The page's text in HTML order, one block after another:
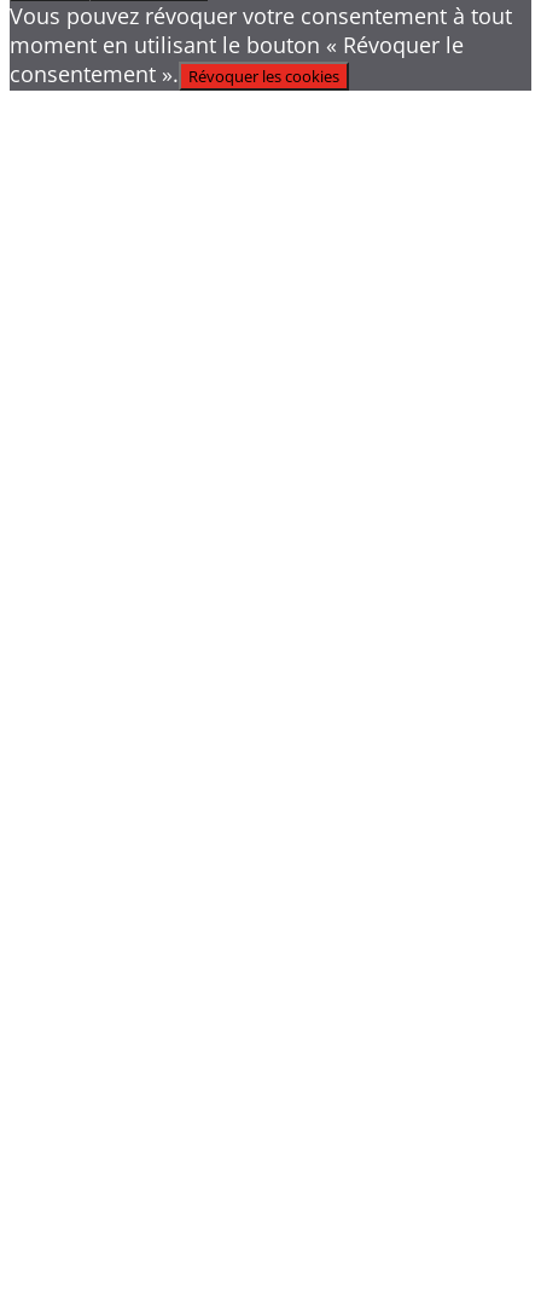
Vous pouvez révoquer votre consentement à tout
moment en utilisant le bouton « Révoquer le
consentement ». Révoquer les cookies